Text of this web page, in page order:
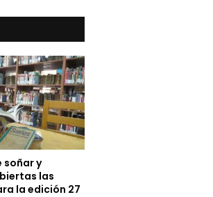
soñar y
las
la edición 27